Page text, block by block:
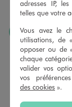
conditions
J’AIME
Nous vous
montant au
GÉMO sont
payer vos
dans de
adresses IP,
telles que votre
Vous avez le
utilisations, de
opposer ou de
chaque
valider vos
vos
des cookies ».